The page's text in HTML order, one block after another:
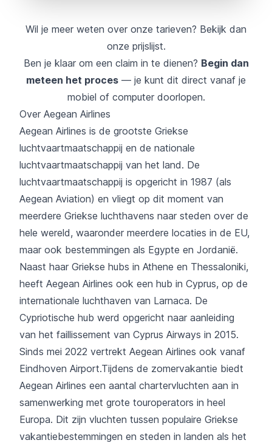
Wil je meer weten over onze tarieven? Bekijk dan
onze prijslijst.
Ben je klaar om een claim in te dienen? Begin dan
meteen het proces — je kunt dit direct vanaf je
mobiel of computer doorlopen.
Over Aegean Airlines
Aegean Airlines is de grootste Griekse
luchtvaartmaatschappij en de nationale
luchtvaartmaatschappij van het land. De
luchtvaartmaatschappij is opgericht in 1987 (als
Aegean Aviation) en vliegt op dit moment van
meerdere Griekse luchthavens naar steden over de
hele wereld, waaronder meerdere locaties in de EU,
maar ook bestemmingen als Egypte en Jordanië.
Naast haar Griekse hubs in Athene en Thessaloniki,
heeft Aegean Airlines ook een hub in Cyprus, op de
internationale luchthaven van Larnaca. De
Cypriotische hub werd opgericht naar aanleiding
van het faillissement van Cyprus Airways in 2015.
Sinds mei 2022 vertrekt Aegean Airlines ook vanaf
Eindhoven Airport.Tijdens de zomervakantie biedt
Aegean Airlines een aantal chartervluchten aan in
samenwerking met grote touroperators in heel
Europa. Dit zijn vluchten tussen populaire Griekse
vakantiebestemmingen en steden in landen als het